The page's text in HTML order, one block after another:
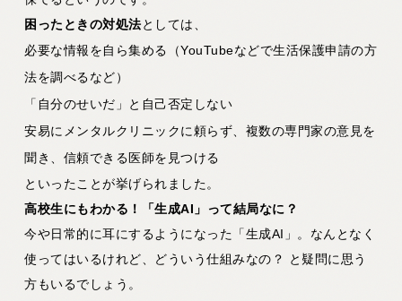
困ったときの対処法としては、
必要な情報を自ら集める（YouTubeなどで生活保護申請の方
法を調べるなど）
「自分のせいだ」と自己否定しない
安易にメンタルクリニックに頼らず、複数の専門家の意見を
聞き、信頼できる医師を見つける
といったことが挙げられました。
高校生にもわかる！「生成AI 」って結局なに？
今や日常的に耳にするようになった「生成AI」。なんとなく
使ってはいるけれど、どういう仕組みなの？ と疑問に思う
方もいるでしょう。